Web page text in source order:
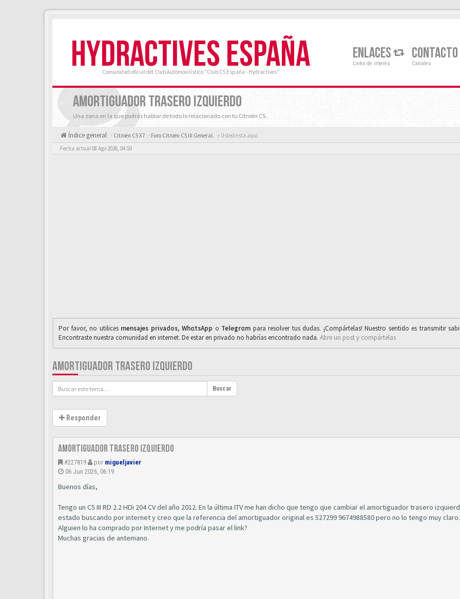
HYDRACTIVES ESPAÑA
Comunidad oficial del Club Automovilístico "Club C5 España - Hydractives"
ENLACES
Links de interés
CONTACTO
Canales
AMORTIGUADOR TRASERO IZQUIERDO
Una zona en la que podrás hablar de todo lo relacionado con tu Citroën C5.
Índice general Citroën C5 X7 Foro Citroën C5 III General. « Usted esta aquí
Fecha actual 08 Ago 2026, 04:59
Por favor, no utilices mensajes privados,WhαtsApp o Telegrαm para resolver tus dudas. ¡Compártelas! Nuestro sentido es transmitir
Encontraste nuestra comunidad en internet. De estar en privado no habrías encontrado nada. Abre un post y compártelas
AMORTIGUADOR TRASERO IZQUIERDO
Buscar
Responder
Amortiguador trasero izquierdo
#227819 por migueljavier
06 Jun 2026, 06:19
Buenos días,
Tengo un C5 III RD 2.2 HDi 204 CV del año 2012. En la última ITV me han dicho que tengo que cambiar el amortiguador trasero
estado buscando por internet y creo que la referencia del amortiguador original es 527299 9674988580 pero no lo tengo muy claro.
Alguien lo ha comprado por Internet y me podría pasar el link?
Muchas gracias de antemano.